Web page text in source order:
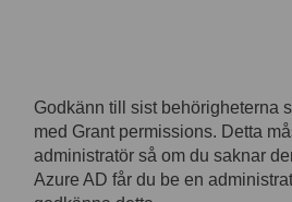
Godkänn till sist behörigheterna
med Grant permissions. Detta
administratör så om du saknar
Azure AD får du be en